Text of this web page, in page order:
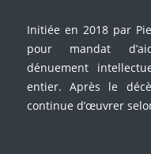
Initiée en 2018 par
pour mandat
dénuement
entier. Après le
continue d’œuvrer